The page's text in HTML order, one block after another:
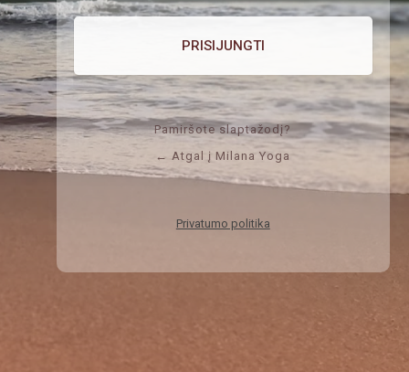
Pamiršote slaptažodį?
← Atgal į Milana Yoga
Privatumo politika